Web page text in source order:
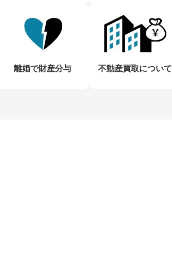
離婚で財産分与 不動産買取について